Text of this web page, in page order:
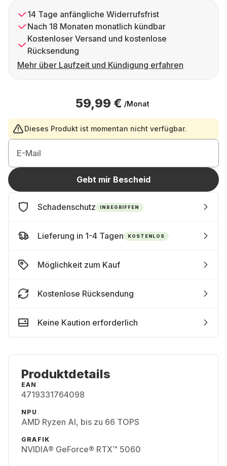
14 Tage anfängliche Widerrufsfrist
Nach 18 Monaten monatlich kündbar
Kostenloser Versand und kostenlose
Rücksendung
Mehr über Laufzeit und Kündigung erfahren
59,99 € /Monat
Dieses Produkt ist momentan nicht verfügbar.
E-Mail
Gebt mir Bescheid
Schadenschutz INBEGRIFFEN
Lieferung in 1-4 Tagen KOSTENLOS
Möglichkeit zum Kauf
Kostenlose Rücksendung
Keine Kaution erforderlich
Produktdetails
EAN
4719331764098
NPU
AMD Ryzen AI, bis zu 66 TOPS
GRAFIK
NVIDIA® GeForce® RTX™ 5060